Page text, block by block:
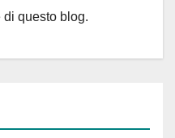
di questo blog.